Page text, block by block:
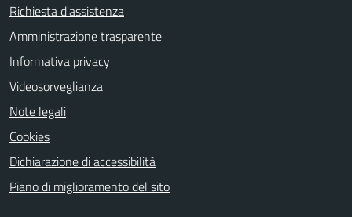
Richiesta d'assistenza
Amministrazione trasparente
Informativa privacy
Videosorveglianza
Note legali
Cookies
Dichiarazione di accessibilità
Piano di miglioramento del sito